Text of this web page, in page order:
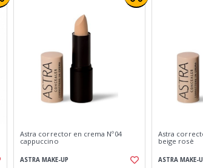
Astra corrector en crema Nº04
cappuccino
ASTRA MAKE-UP
Astra
beige rosè
ASTRA MAKE-